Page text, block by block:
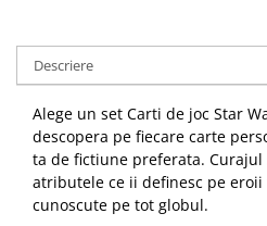
Descriere
Alege un set Carti de joc Star
descopera pe fiecare carte
ta de fictiune preferata.
atributele ce ii definesc pe
cunoscute pe tot globul.